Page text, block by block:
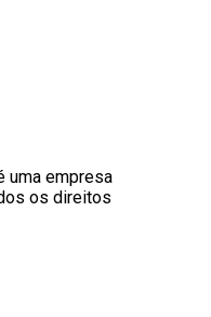
uma empresa
os direitos